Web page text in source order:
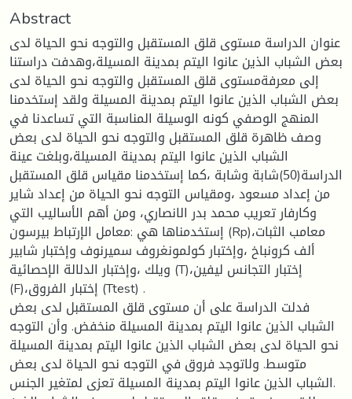
Abstract
عنوان الدراسة مستوى قلق المستقبل والتوجه نحو الحياة لدى
بعض الشباب الذين عانوا اليتم بمدينة المسيلة،وهدفت دراستنا
إلى معرفةمستوى قلق المستقبل والتوجه نحو الحياة لدى
بعض الشباب الذين عانوا اليتم بمدينة المسيلة ولقد إستخدمنا
المنهج الوصفي كونه الوسيلة المناسبة التي تساعدنا في
وصف ظاهرة قلق المستقبل والتوجه نحو الحياة لدى بعض
الشباب الذين عانوا اليتم بمدينة المسيلة،وبلغت عينة
الدراسة(50)شابة وشابة ،كما إستخدمنا مقياس قلق المستقبل
من إعداد مسعود ،ومقياس التوجه نحو الحياة من إعداد شاير
وكارفار تعريب محمد بدر الانصاري، ومن أهم الأساليب التي
إستخدمناها هي :معامل الإرتباط بيرسون (Rp)،معامب الثبات
ألف كرونباخ ،وإختبار كولمونغروف سميرنوف وإختبار شابير
ويلك ،وإختبار الدلالة الإحصائية (T)،إختبار التجانس ليفين
(F)،إختبار الفروق (Ttest) .
فدلت الدراسة على أن مستوى قلق المستقبل لدى بعض
الشباب الذين عانوا اليتم بمدينة المسيلة منخفض. وأن التوجه
نحو الحياة لدى بعض الشباب الذين عانوا اليتم بمدينة المسيلة
متوسط. ولاتوجد فروق في التوجه نحو الحياة لدى بعض
الشباب الذين عانوا اليتم بمدينة المسيلة تعزى لمتغير الجنس.